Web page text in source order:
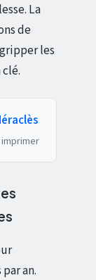
La
de
les
an.